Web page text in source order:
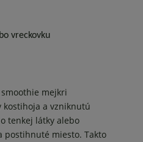
vreckovku
mejkri
kostihoja a vzniknutú
tenkej látky alebo
postihnuté miesto. Takto